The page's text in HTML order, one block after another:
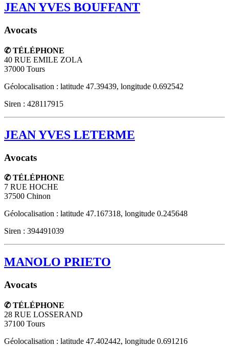
JEAN YVES BOUFFANT
Avocats
✆ TÉLÉPHONE
40 RUE EMILE ZOLA
37000 Tours
Géolocalisation : latitude 47.39439, longitude 0.692542
Siren : 428117915
JEAN YVES LETERME
Avocats
✆ TÉLÉPHONE
7 RUE HOCHE
37500 Chinon
Géolocalisation : latitude 47.167318, longitude 0.245648
Siren : 394491039
MANOLO PRIETO
Avocats
✆ TÉLÉPHONE
28 RUE LOSSERAND
37100 Tours
Géolocalisation : latitude 47.402442, longitude 0.691216